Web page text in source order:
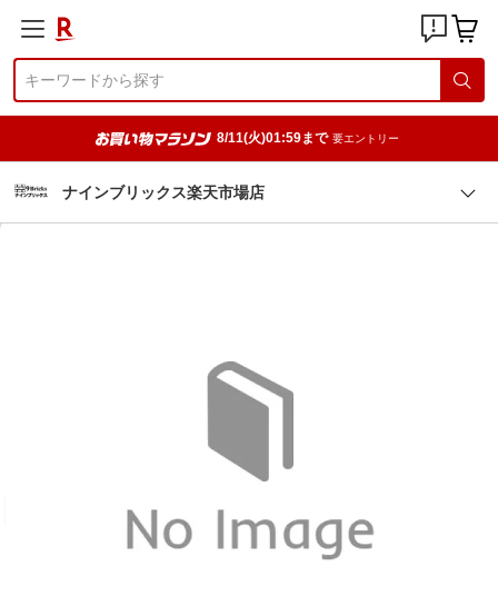
8/11(火)01:59まで 要エントリー
ナインブリックス楽天市場店